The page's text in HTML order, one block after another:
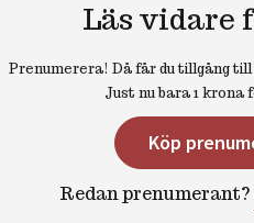
Läs vidare
Prenumerera! Då får du tillgång
Just nu bara 1 krona
Köp
Redan prenumerant?